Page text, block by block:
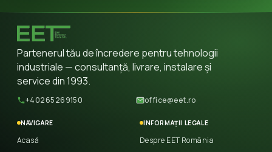
Partenerul tău de încredere pentru tehnologii
industriale — consultanță, livrare, instalare și
service din 1993.
+40265269150 office@eet.ro
NAVIGARE
Acasă
INFORMAȚII LEGALE
Despre EET România